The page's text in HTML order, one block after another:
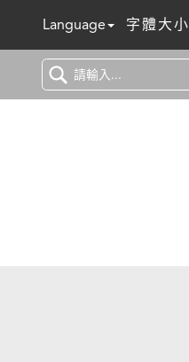
Language 字體大小